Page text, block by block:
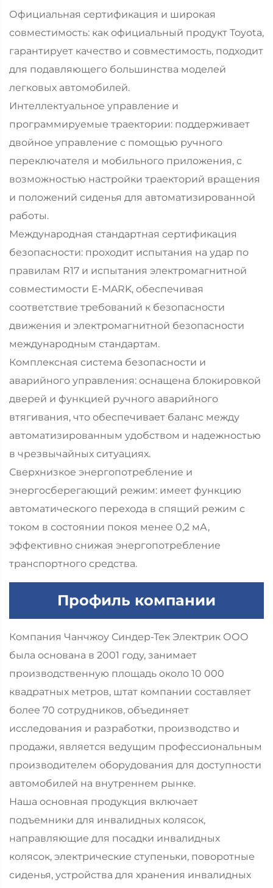
Официальная сертификация и широкая
совместимость: как официальный продукт Toyota,
гарантирует качество и совместимость, подходит
для подавляющего большинства моделей
легковых автомобилей.
Интеллектуальное управление и
программируемые траектории: поддерживает
двойное управление с помощью ручного
переключателя и мобильного приложения, с
возможностью настройки траекторий вращения
и положений сиденья для автоматизированной
работы.
Международная стандартная сертификация
безопасности: проходит испытания на удар по
правилам R17 и испытания электромагнитной
совместимости E-MARK, обеспечивая
соответствие требований к безопасности
движения и электромагнитной безопасности
международным стандартам.
Комплексная система безопасности и
аварийного управления: оснащена блокировкой
дверей и функцией ручного аварийного
втягивания, что обеспечивает баланс между
автоматизированным удобством и надежностью
в чрезвычайных ситуациях.
Сверхнизкое энергопотребление и
энергосберегающий режим: имеет функцию
автоматического перехода в спящий режим с
током в состоянии покоя менее 0,2 мА,
эффективно снижая энергопотребление
транспортного средства.
Профиль компании
Компания Чанчжоу Синдер-Тек Электрик ООО
была основана в 2001 году, занимает
производственную площадь около 10 000
квадратных метров, штат компании составляет
более 70 сотрудников, объединяет
исследования и разработки, производство и
продажи, является ведущим профессиональным
производителем оборудования для доступности
автомобилей на внутреннем рынке.
Наша основная продукция включает
подъемники для инвалидных колясок,
направляющие для посадки инвалидных
колясок, электрические ступеньки, поворотные
сиденья, устройства для хранения инвалидных